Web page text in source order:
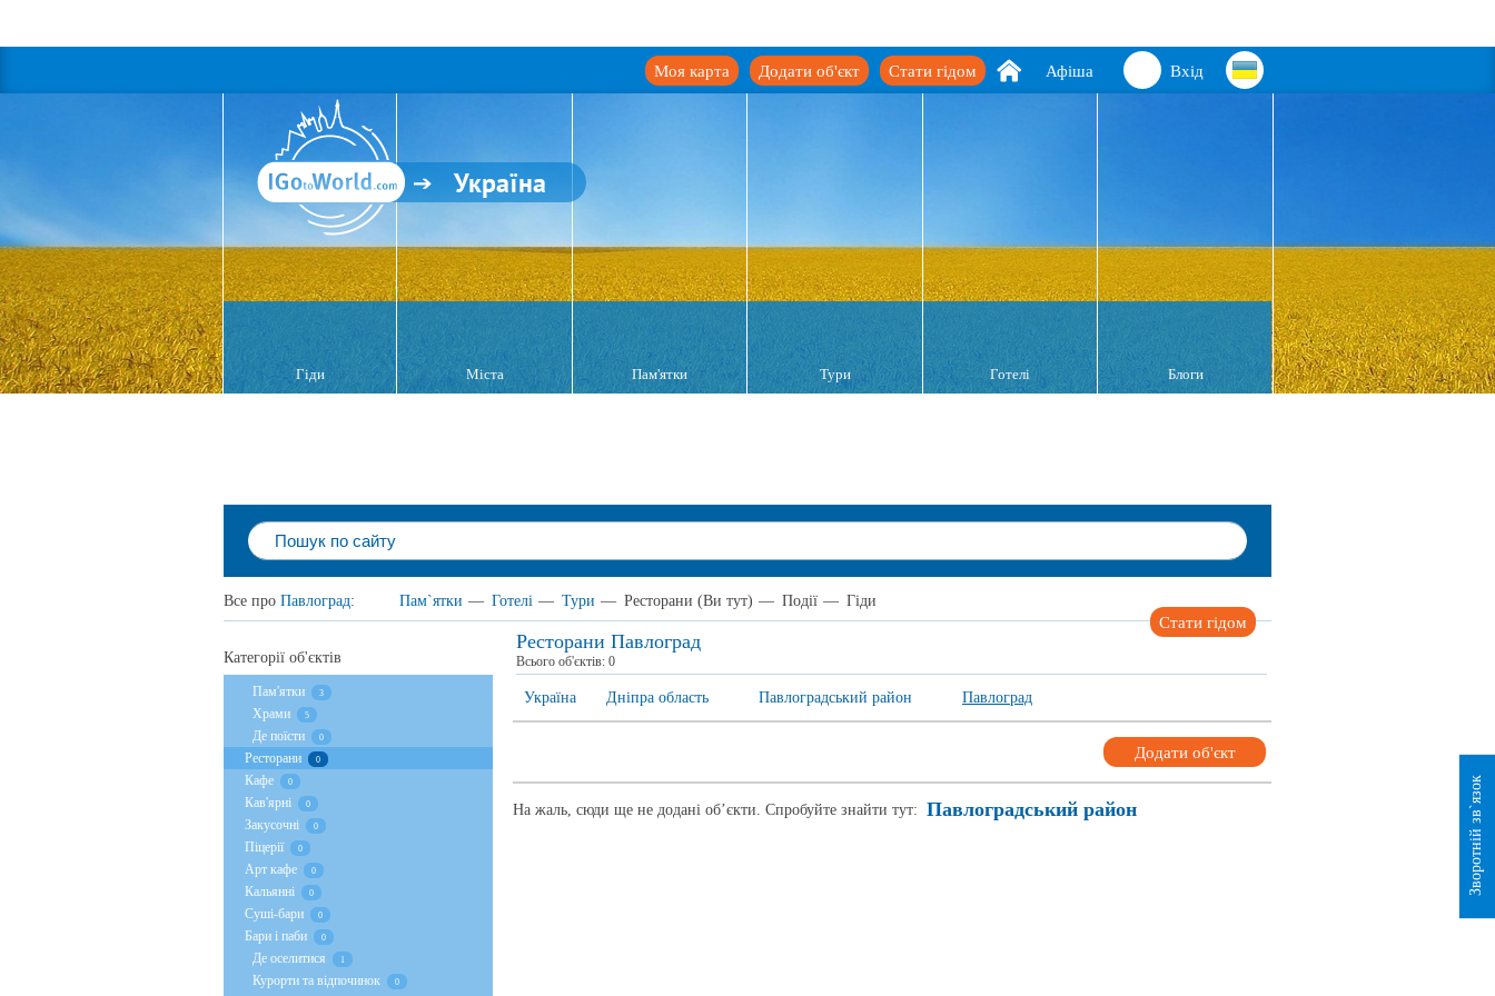
Вхід
Афіша
Стати гідом
Додати об'єкт
Моя карта
Україна
Гіди Міста Пам'ятки Тури Готелі Блоги
Все про Павлоград: Пам`ятки — Готелі — Тури — Ресторани (Ви тут) — Події — Гіди
Ресторани Павлоград
Стати гідом
Всього об'єктів: 0
Україна Дніпра область Павлоградський район Павлоград
Додати об'єкт
На жаль, сюди ще не додані об’єкти. Спробуйте знайти тут: Павлоградський район
Категорії об'єктів
Пам'ятки 3
Храми 5
Де поїсти 0
Ресторани 0
Кафе 0
Кав'ярні 0
Закусочні 0
Піцерії 0
Арт кафе 0
Кальянні 0
Суші-бари 0
Бари і паби 0
Де оселитися 1
Курорти та відпочинок 0
Зворотній зв`язок